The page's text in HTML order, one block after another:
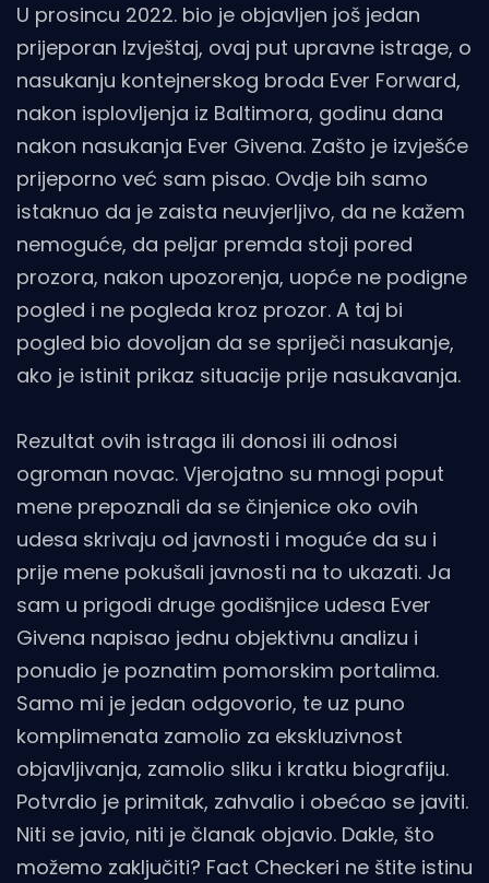
U prosincu 2022. bio je objavljen još jedan
prijeporan Izvještaj, ovaj put upravne istrage, o
nasukanju kontejnerskog broda Ever Forward,
nakon isplovljenja iz Baltimora, godinu dana
nakon nasukanja Ever Givena. Zašto je izvješće
prijeporno već sam pisao. Ovdje bih samo
istaknuo da je zaista neuvjerljivo, da ne kažem
nemoguće, da peljar premda stoji pored
prozora, nakon upozorenja, uopće ne podigne
pogled i ne pogleda kroz prozor. A taj bi
pogled bio dovoljan da se spriječi nasukanje,
ako je istinit prikaz situacije prije nasukavanja.
Rezultat ovih istraga ili donosi ili odnosi
ogroman novac. Vjerojatno su mnogi poput
mene prepoznali da se činjenice oko ovih
udesa skrivaju od javnosti i moguće da su i
prije mene pokušali javnosti na to ukazati. Ja
sam u prigodi druge godišnjice udesa Ever
Givena napisao jednu objektivnu analizu i
ponudio je poznatim pomorskim portalima.
Samo mi je jedan odgovorio, te uz puno
komplimenata zamolio za ekskluzivnost
objavljivanja, zamolio sliku i kratku biografiju.
Potvrdio je primitak, zahvalio i obećao se javiti.
Niti se javio, niti je članak objavio. Dakle, što
možemo zaključiti? Fact Checkeri ne štite istinu